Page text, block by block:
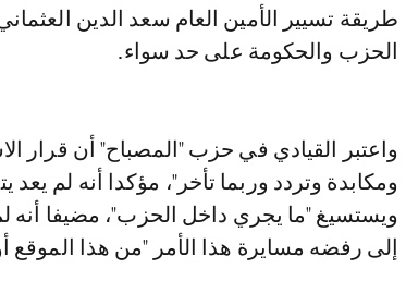
طريقة تسيير الأمين العام سعد الدين
الحزب والحكومة على حد سواء.
واعتبر القيادي في حزب "المصباح" أن قرار
ومكابدة وتردد وربما تأخر"، مؤكدا أنه لم
ويستسيغ "ما يجري داخل الحزب"، مضيفا أنه
إلى رفضه مسايرة هذا الأمر "من هذا الموقع